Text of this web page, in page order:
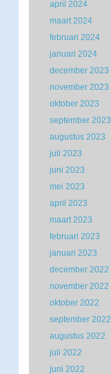
april 2024
maart 2024
februari 2024
januari 2024
december 2023
november 2023
oktober 2023
september 2023
augustus 2023
juli 2023
juni 2023
mei 2023
april 2023
maart 2023
februari 2023
januari 2023
december 2022
november 2022
oktober 2022
september 2022
augustus 2022
juli 2022
juni 2022